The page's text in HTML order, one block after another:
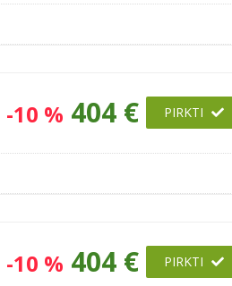
-10 % 404 € PIRKTI
-10 % 404 € PIRKTI